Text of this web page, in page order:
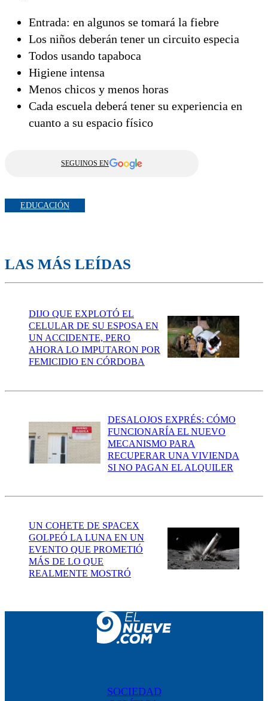
Entrada: en algunos se tomará la fiebre
Los niños deberán tener un circuito especia
Todos usando tapaboca
Higiene intensa
Menos chicos y menos horas
Cada escuela deberá tener su experiencia en
cuanto a su espacio físico
SEGUINOS EN
EDUCACIÓN
LAS MÁS LEÍDAS
DIJO QUE EXPLOTÓ EL
CELULAR DE SU ESPOSA EN
UN ACCIDENTE, PERO
AHORA LO IMPUTARON POR
FEMICIDIO EN CÓRDOBA
DESALOJOS EXPRÉS: CÓMO
FUNCIONARÍA EL NUEVO
MECANISMO PARA
RECUPERAR UNA VIVIENDA
SI NO PAGAN EL ALQUILER
UN COHETE DE SPACEX
GOLPEÓ LA LUNA EN UN
EVENTO QUE PROMETIÓ
MÁS DE LO QUE
REALMENTE MOSTRÓ
SOCIEDAD